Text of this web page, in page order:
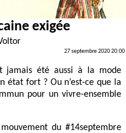
exigée
27 septembre 2020 20:00
jamais été aussi à la mode
état fort ? Ou n’est-ce que la
pour un vivre-ensemble
du #14septembre